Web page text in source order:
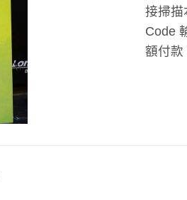
接掃描
Code
額付款